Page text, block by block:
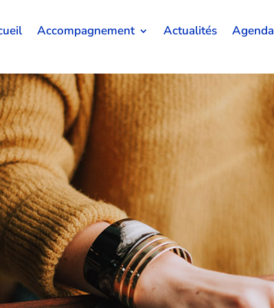
Accompagnement Actualités Agenda